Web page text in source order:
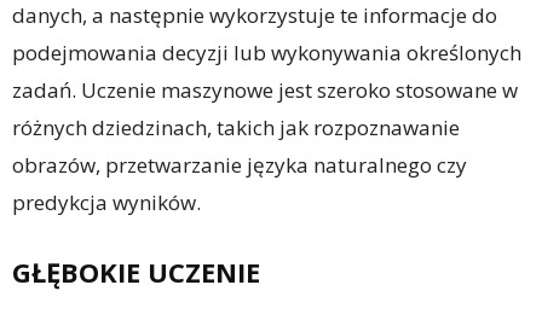
danych, a następnie wykorzystuje te informacje do
podejmowania decyzji lub wykonywania określonych
zadań. Uczenie maszynowe jest szeroko stosowane w
różnych dziedzinach, takich jak rozpoznawanie
obrazów, przetwarzanie języka naturalnego czy
predykcja wyników.
GŁĘBOKIE UCZENIE